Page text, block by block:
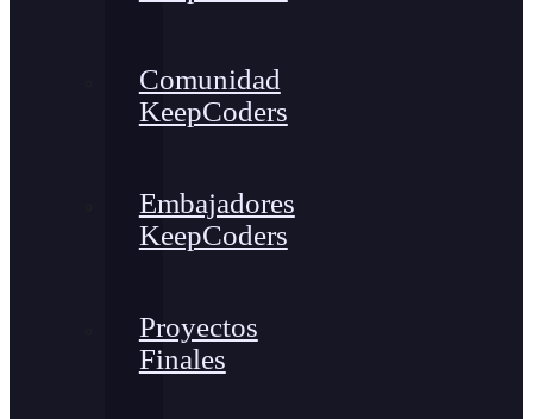
Comunidad
KeepCoders
Embajadores
KeepCoders
Proyectos
Finales